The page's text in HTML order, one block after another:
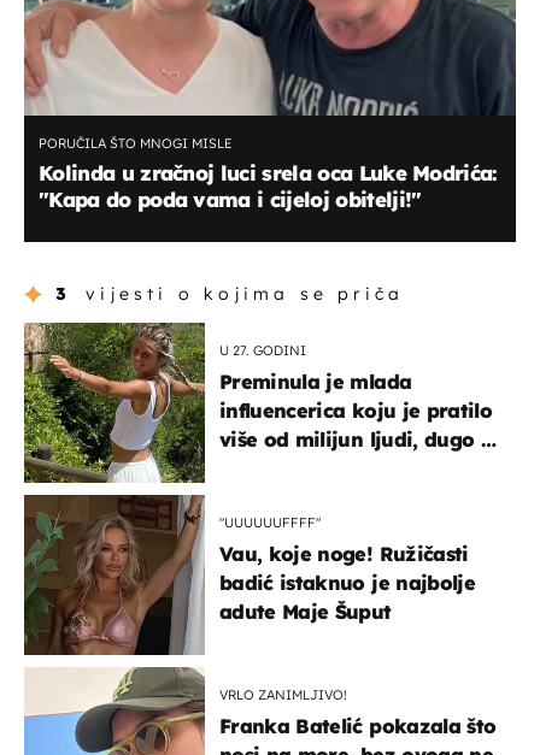
PORUČILA ŠTO MNOGI MISLE
Kolinda u zračnoj luci srela oca Luke Modrića:
"Kapa do poda vama i cijeloj obitelji!"
3 vijesti o kojima se priča
U 27. GODINI
Preminula je mlada
influencerica koju je pratilo
više od milijun ljudi, dugo se
"UUUUUUFFFF"
Vau, koje noge! Ružičasti
badić istaknuo je najbolje
adute Maje Šuput
VRLO ZANIMLJIVO!
Franka Batelić pokazala što